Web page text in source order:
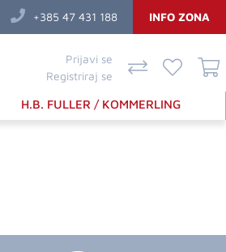
+385 47 431 188 INFO ZONA
Prijavi se
Registriraj se
H.B. FULLER / KOMMERLING